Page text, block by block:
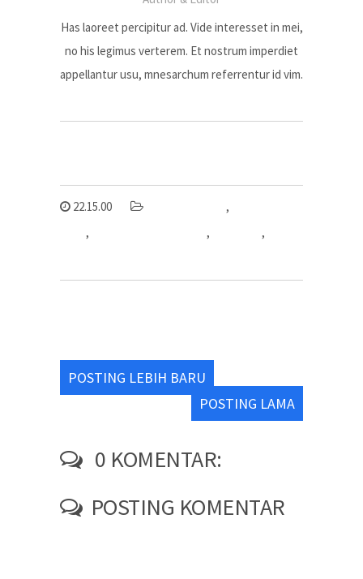
Has laoreet percipitur ad. Vide interesset in mei,
no his legimus verterem. Et nostrum imperdiet
appellantur usu, mnesarchum referrentur id vim.
22.15.00 ,
, ,
,
POSTING LEBIH BARU
POSTING LAMA
0 KOMENTAR:
POSTING KOMENTAR